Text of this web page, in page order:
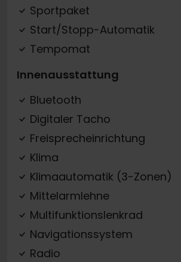
Sportpaket
Start/Stopp-Automatik
Tempomat
Innenausstattung
Bluetooth
Digitaler Tacho
Freisprecheinrichtung
Klima
Klimaautomatik (3-Zonen)
Mittelarmlehne
Multifunktionslenkrad
Navigationssystem
Radio